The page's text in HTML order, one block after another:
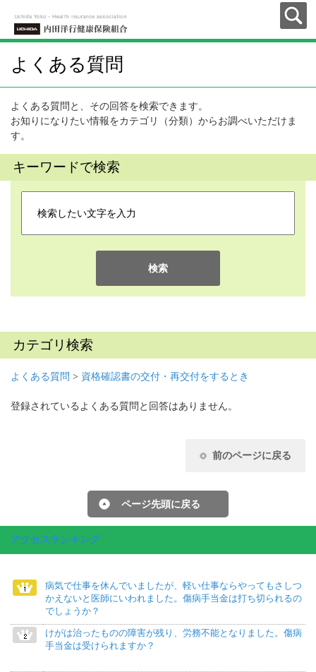
よくある質問
よくある質問と、その回答を検索できます。
お知りになりたい情報をカテゴリ（分類）からお調べいただけま
す。
キーワードで検索
検索
カテゴリ検索
よくある質問 > 資格確認書の交付・再交付をするとき
登録されているよくある質問と回答はありません。
前のページに戻る
ページ先頭に戻る
アクセスランキング
病気で仕事を休んでいましたが、軽い仕事ならやってもさしつ
かえないと医師にいわれました。傷病手当金は打ち切られるの
でしょうか？
けがは治ったものの障害が残り、労務不能となりました。傷病
手当金は受けられますか？